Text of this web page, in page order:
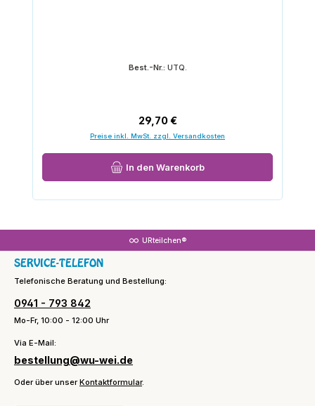
Best.-Nr.: UTQ.
Regulärer Preis:
29,70 €
Preise inkl. MwSt. zzgl. Versandkosten
In den Warenkorb
URteilchen®
SERVICE-TELEFON
Telefonische Beratung und Bestellung:
0941 - 793 842
Mo-Fr, 10:00 - 12:00 Uhr
Via E-Mail:
bestellung@wu-wei.de
Oder über unserKontaktformular.